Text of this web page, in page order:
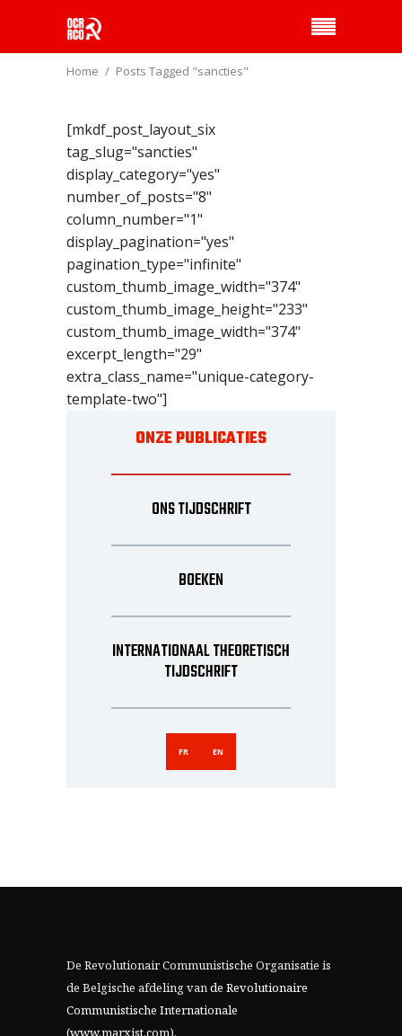
Home Posts Tagged "sancties"
[mkdf_post_layout_six
tag_slug="sancties"
display_category="yes"
number_of_posts="8"
column_number="1"
display_pagination="yes"
pagination_type="infinite"
custom_thumb_image_width="374"
custom_thumb_image_height="233"
custom_thumb_image_width="374"
excerpt_length="29"
extra_class_name="unique-category-
template-two"]
ONZE PUBLICATIES
ONS TIJDSCHRIFT
BOEKEN
INTERNATIONAAL THEORETISCH
TIJDSCHRIFT
FR EN
De Revolutionair Communistische Organisatie is
de Belgische afdeling vande Revolutionaire
Communistische Internationale
(www.marxist.com).